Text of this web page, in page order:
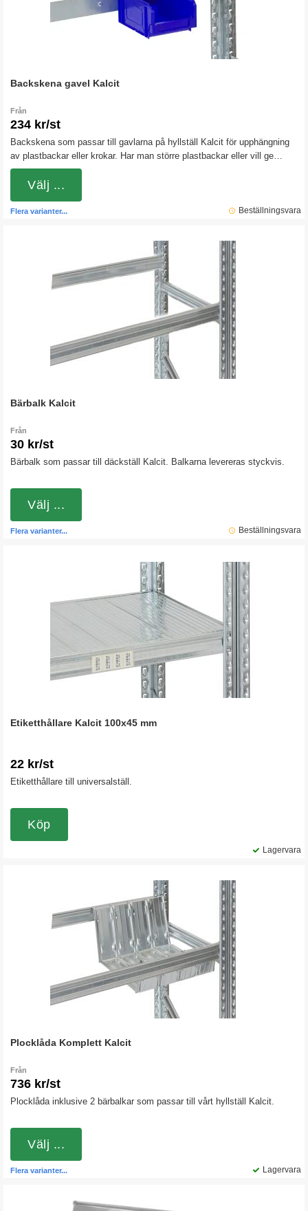
Backskena gavel Kalcit
Från
234 kr/st
Backskena som passar till gavlarna på hyllställ Kalcit för upphängning
av plastbackar eller krokar. Har man större plastbackar eller vill ge
backarna lite extra stöd kan man placera 2 backskenor under
varandra.
Beställningsvara
Flera varianter...
Välj ...
Bärbalk Kalcit
Från
30 kr/st
Bärbalk som passar till däckställ Kalcit. Balkarna levereras styckvis.
Beställningsvara
Flera varianter...
Välj ...
Etiketthållare Kalcit 100x45 mm
22 kr/st
Etiketthållare till universalställ.
Lagervara
Köp
Plocklåda Komplett Kalcit
Från
736 kr/st
Plocklåda inklusive 2 bärbalkar som passar till vårt hyllställ Kalcit.
Lagervara
Flera varianter...
Välj ...